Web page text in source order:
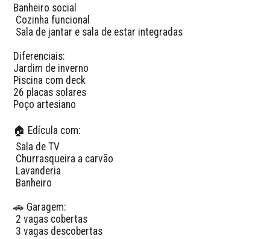
Banheiro social
Diferenciais:
Jardim de inverno
Piscina com deck
26 placas solares
Poço artesiano
🏠 Edícula com:
🚗 Garagem: